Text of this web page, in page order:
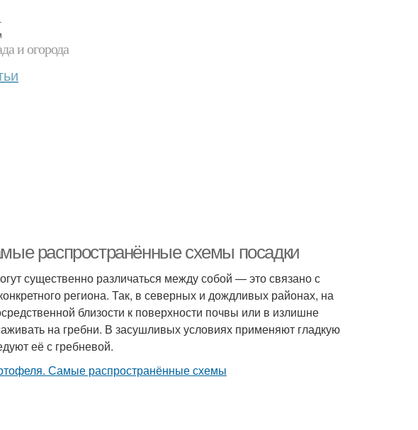
и огорода
распространённые схемы посадки
существенно различаться между собой — это связано с
региона. Так, в северных и дождливых районах, на
близости к поверхности почвы или в излишне
на гребни. В засушливых условиях применяют гладкую
её с гребневой.